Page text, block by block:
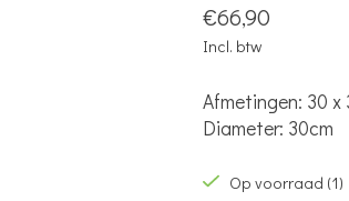
€66,90
Incl. btw
Afmetingen: 30 x
Diameter: 30cm
Op voorraad (1)